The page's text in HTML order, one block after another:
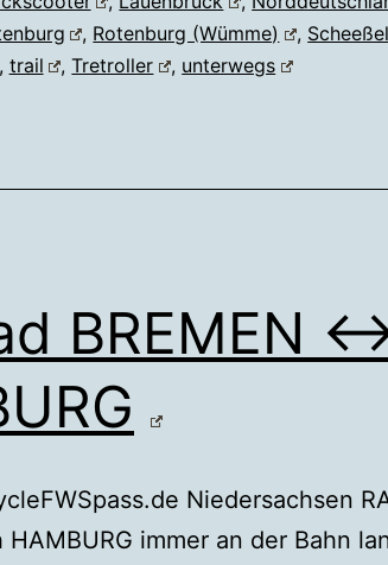
, Rotenburg (Wümme) , Scheeßel
trail ,Tretroller , unterwegs
BREMEN
Niedersachsen
HAMBURG immer an der Bahn